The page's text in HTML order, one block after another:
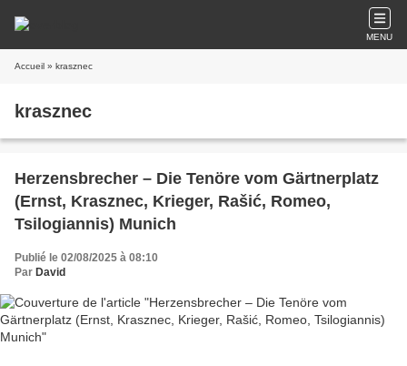
MENU
Accueil » krasznec
krasznec
Herzensbrecher – Die Tenöre vom Gärtnerplatz
(Ernst, Krasznec, Krieger, Rašić, Romeo,
Tsilogiannis) Munich
Publié le 02/08/2025 à 08:10
Par David